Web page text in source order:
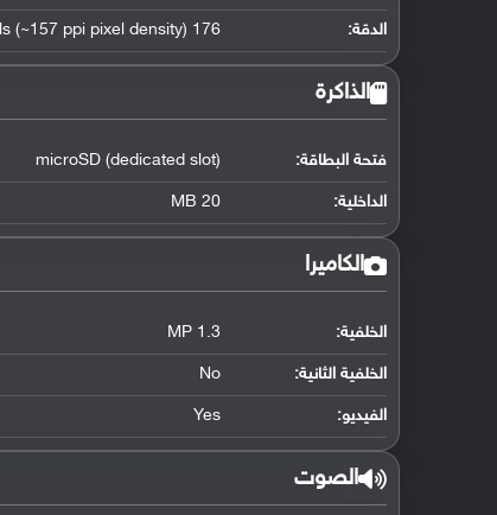
الدقة: 176 x 220 pixels (~157 ppi pixel density)
الذاكرة
فتحة البطاقة: microSD (dedicated slot)
الداخلية: 20 MB
الكاميرا
الخلفية: 1.3 MP
الخلفية الثانية: No
الفيديو: Yes
الصوت